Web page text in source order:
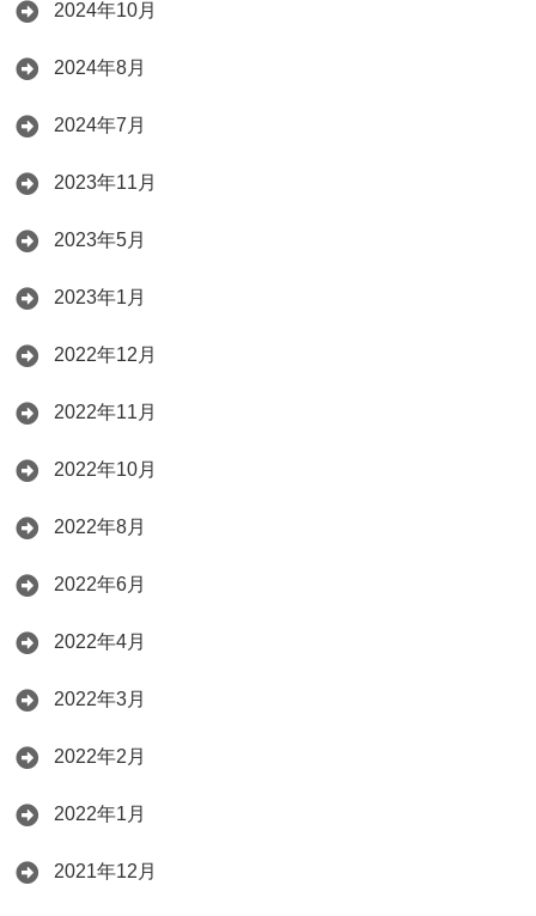
2024年10月
2024年8月
2024年7月
2023年11月
2023年5月
2023年1月
2022年12月
2022年11月
2022年10月
2022年8月
2022年6月
2022年4月
2022年3月
2022年2月
2022年1月
2021年12月